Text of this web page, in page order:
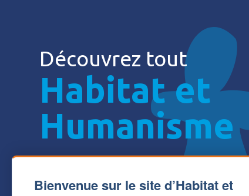
Bienvenue sur le site d’Habitat et
Découvrez tout
Habitat et
Humanisme